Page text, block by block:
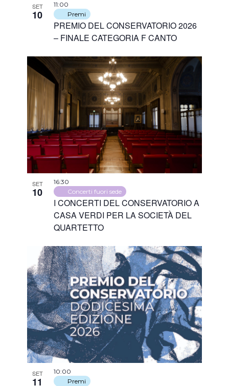
SET
10
PREMIO DEL CONSERVATORIO 2026
– FINALE CATEGORIA F CANTO
11:00
Premi
SET
10
I CONCERTI DEL CONSERVATORIO A
CASA VERDI PER LA SOCIETÀ DEL
QUARTETTO
16:30
Concerti fuori sede
SET
11
10:00
Premi